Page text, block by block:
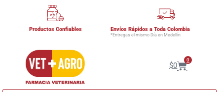
Productos Confiables Envíos Rápidos a Toda Colombia
*Entregas el mismo Día en Medellín
$0
0